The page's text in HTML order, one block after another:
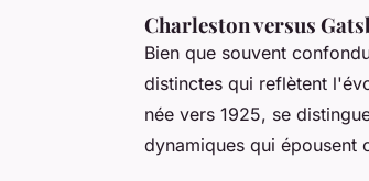
Charleston versus
Bien que souvent
distinctes qui reflètent
née vers 1925, se
dynamiques qui épousent